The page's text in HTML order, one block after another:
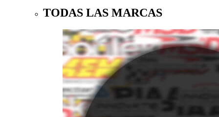
TODAS LAS MARCAS